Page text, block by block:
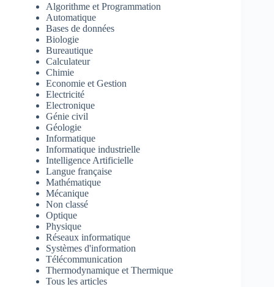
Algorithme et Programmation
Automatique
Bases de données
Biologie
Bureautique
Calculateur
Chimie
Economie et Gestion
Electricité
Electronique
Génie civil
Géologie
Informatique
Informatique industrielle
Intelligence Artificielle
Langue française
Mathématique
Mécanique
Non classé
Optique
Physique
Réseaux informatique
Systèmes d'information
Télécommunication
Thermodynamique et Thermique
Tous les articles